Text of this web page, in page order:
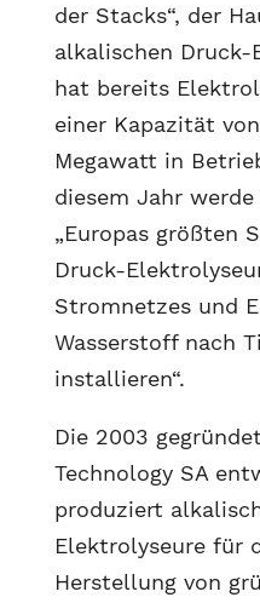
der Stacks“, der
alkalischen Druck-
hat bereits
einer Kapazität
Megawatt in
diesem Jahr
„Europas größten
Druck-
Stromnetzes und
Wasserstoff nach
installieren“.
Die 2003
Technology SA
produziert
Elektrolyseure für
Herstellung von